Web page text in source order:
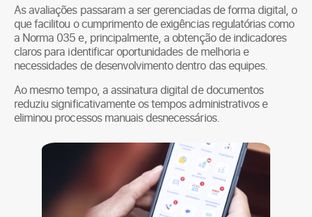
As avaliações passaram a ser gerenciadas de forma digital, o
que facilitou o cumprimento de exigências regulatórias como
a Norma 035 e, principalmente, a obtenção de indicadores
claros para identificar oportunidades de melhoria e
necessidades de desenvolvimento dentro das equipes.
Ao mesmo tempo, a assinatura digital de documentos
reduziu significativamente os tempos administrativos e
eliminou processos manuais desnecessários.